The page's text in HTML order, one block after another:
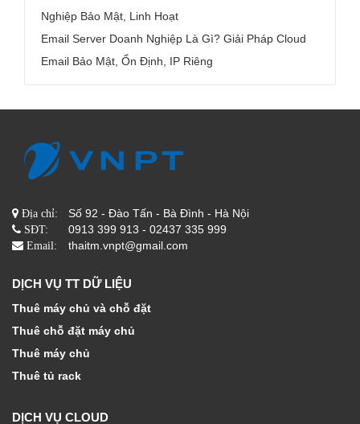
Nghiệp Bảo Mật, Linh Hoạt
Email Server Doanh Nghiệp Là Gì? Giải Pháp Cloud
Email Bảo Mật, Ổn Định, IP Riêng
Địa chỉ: Số 92 - Đào Tấn - Bà Đình - Hà Nội
SĐT: 0913 399 913 - 02437 335 999
Email: thaitm.vnpt@gmail.com
DỊCH VỤ TT DỮ LIỆU
Thuê máy chủ và chỗ đặt
Thuê chỗ đặt máy chủ
Thuê máy chủ
Thuê tủ rack
DỊCH VỤ CLOUD